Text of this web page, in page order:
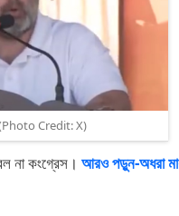
Credit: X)
না কংগ্রেস। আরও পড়ুন-অধরা